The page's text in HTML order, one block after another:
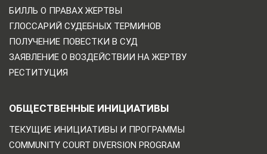
БИЛЛЬ О ПРАВАХ ЖЕРТВЫ
ГЛОССАРИЙ СУДЕБНЫХ ТЕРМИНОВ
ПОЛУЧЕНИЕ ПОВЕСТКИ В СУД
ЗАЯВЛЕНИЕ О ВОЗДЕЙСТВИИ НА ЖЕРТВУ
РЕСТИТУЦИЯ
ОБЩЕСТВЕННЫЕ ИНИЦИАТИВЫ
ТЕКУЩИЕ ИНИЦИАТИВЫ И ПРОГРАММЫ
COMMUNITY COURT DIVERSION PROGRAM